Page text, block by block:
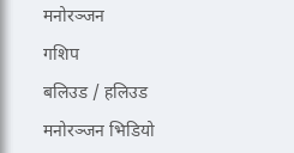
मनोरञ्जन
गशिप
बलिउड / हलिउड
मनोरञ्जन भिडियो